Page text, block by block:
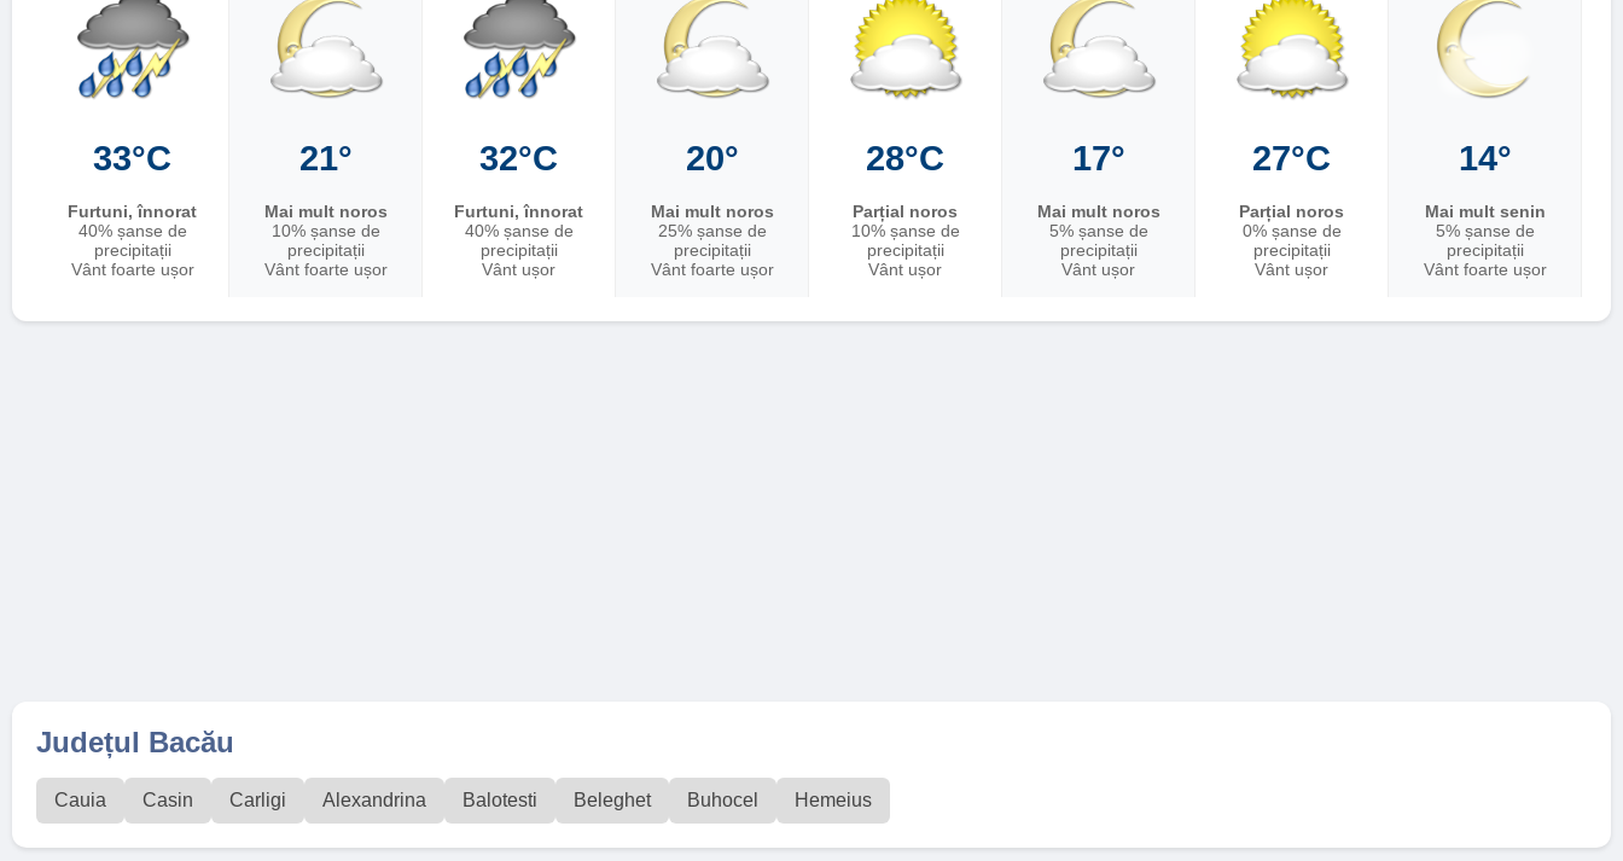
33°C
Furtuni, înnorat
40% șanse de
precipitații
Vânt foarte ușor
21°
Mai mult noros
10% șanse de
precipitații
Vânt foarte ușor
32°C
Furtuni, înnorat
40% șanse de
precipitații
Vânt ușor
20°
Mai mult noros
25% șanse de
precipitații
Vânt foarte ușor
28°C
Parțial noros
10% șanse de
precipitații
Vânt ușor
17°
Mai mult noros
5% șanse de
precipitații
Vânt ușor
27°C
Parțial noros
0% șanse de
precipitații
Vânt ușor
14°
Mai mult senin
5% șanse de
precipitații
Vânt foarte ușor
Județul Bacău
Cauia Casin Carligi Alexandrina Balotesti Beleghet Buhocel Hemeius